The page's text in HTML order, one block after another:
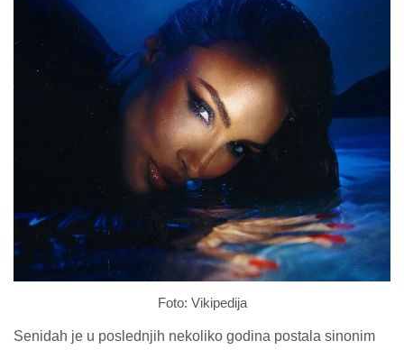
Foto: Vikipedija
Senidah je u poslednjih nekoliko godina postala sinonim